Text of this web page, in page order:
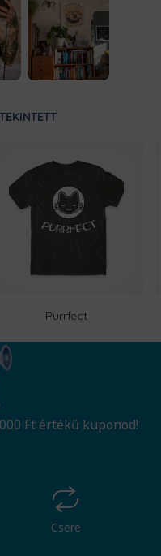
Purrfect
Ft értékű kuponod!
Csere